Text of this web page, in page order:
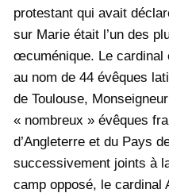
protestant qui avait
sur Marie était l’un des
œcuménique. Le cardinal
au nom de 44 évêques
de Toulouse,
« nombreux » évêques
d’Angleterre et du Pays
successivement joints à
camp opposé, le cardinal